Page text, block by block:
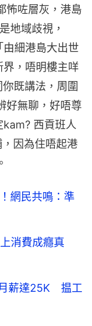
怖咗層灰，港島
地域歧視，
由細港島大出世
，唔明樓主咩
既講法，周圍
好無聊，好唔尊
西貢班人
因為住唔起港
網民共鳴：準
消費成癮真
薪達25K 揾工